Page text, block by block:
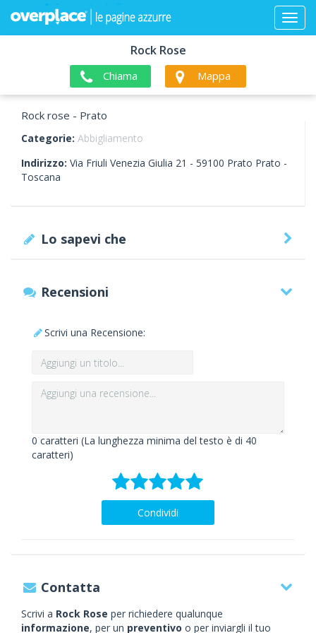
Rock Rose
Chiama Mappa
Rock rose - Prato
Categorie: Abbigliamento
Indirizzo: Via Friuli Venezia Giulia 21 - 59100 Prato Prato -
Toscana
Lo sapevi che
Recensioni
Scrivi una Recensione:
0 caratteri (La lunghezza minima del testo è di 40
caratteri)
Condividi
Contatta
Scrivi a Rock Rose per richiedere qualunque
informazione, per un preventivo o per inviargli il tuo